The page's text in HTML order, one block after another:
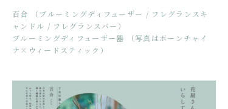
百合 （ブルーミングディフューザー / フレグランスキ
ャンドル / フレグランスバー）
ブルーミングディフューザー器 （写真はボーンチャイ
ナ×ウィードスティック）